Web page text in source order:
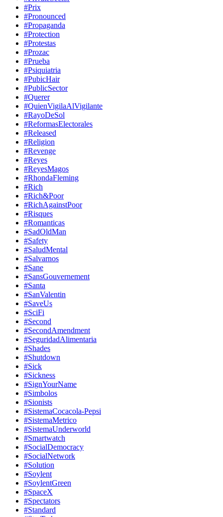
#Prix
#Pronounced
#Propaganda
#Protection
#Protestas
#Prozac
#Prueba
#Psiquiatria
#PubicHair
#PublicSector
#Querer
#QuienVigilaAlVigilante
#RayoDeSol
#ReformasElectorales
#Released
#Religion
#Revenge
#Reyes
#ReyesMagos
#RhondaFleming
#Rich
#Rich&Poor
#RichAgainstPoor
#Risques
#Romanticas
#SadOldMan
#Safety
#SaludMental
#Salvarnos
#Sane
#SansGouvernement
#Santa
#SanValentin
#SaveUs
#SciFi
#Second
#SecondAmendment
#SeguridadAlimentaria
#Shades
#Shutdown
#Sick
#Sickness
#SignYourName
#Simbolos
#Sionists
#SistemaCocacola-Pepsi
#SistemaMetrico
#SistemaUnderworld
#Smartwatch
#SocialDemocracy
#SocialNetwork
#Solution
#Soylent
#SoylentGreen
#SpaceX
#Spectators
#Standard